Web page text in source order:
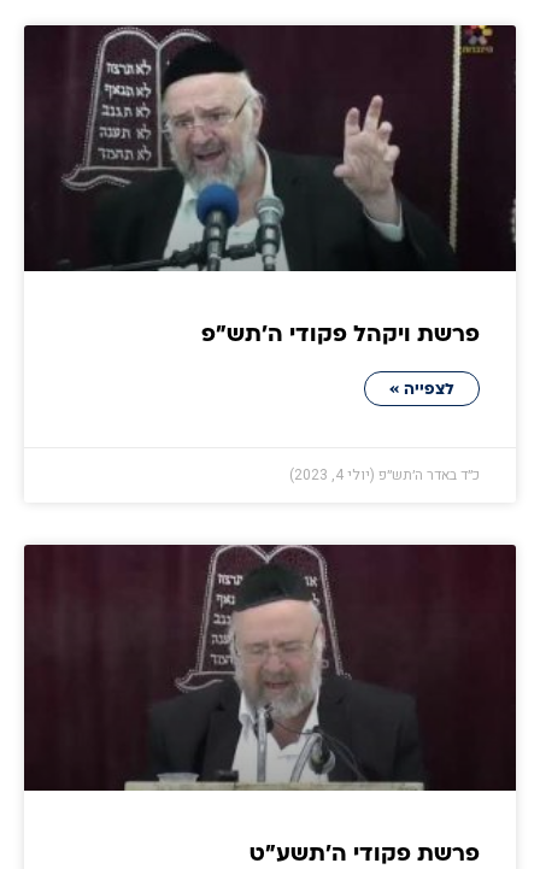
פרשת ויקהל פקודי ה׳תש״פ
לצפייה »
כ״ד באדר ה׳תש״פ (יולי 4, 2023)
פרשת פקודי ה׳תשע״ט